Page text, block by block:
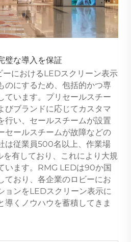
璧な導入を保証
におけるLEDスクリーン表示
のにするため、包括的かつ専
ています。プリセールスチー
びブランドに応じてカスタマ
行い、セールスチームが設置
セールスチームが故障などの
は従業員500名以上、作業場
有しており、これにより大規
います。RMG LEDは90か国
ており、各企業のロビーにお
ョンをLEDスクリーン表示に
導くノウハウを蓄積してきま